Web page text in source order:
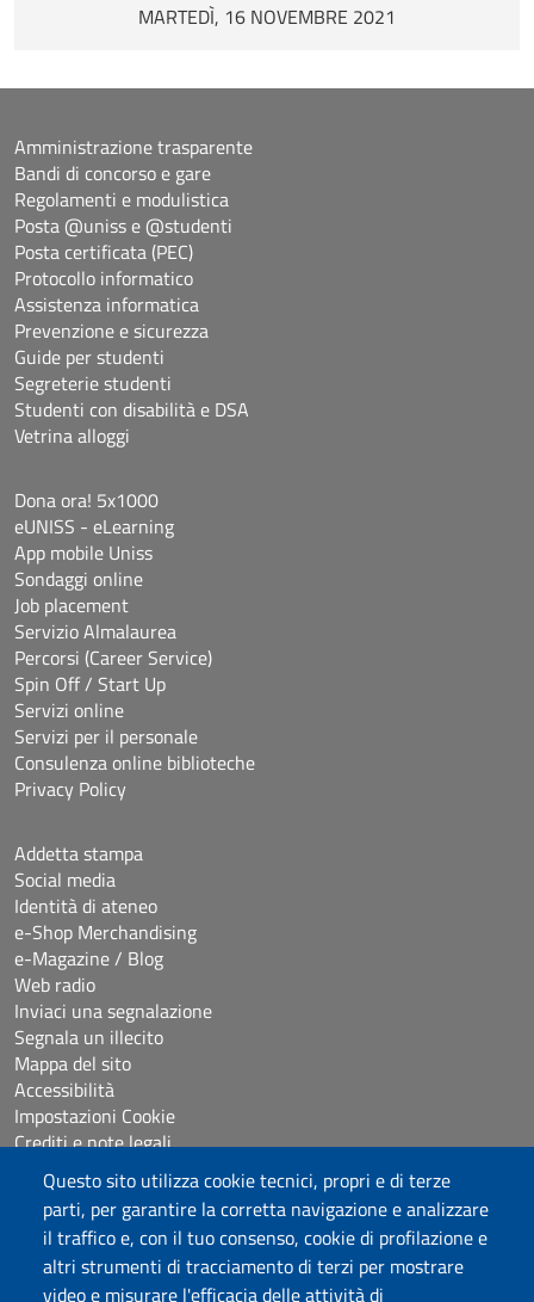
Questo sito utilizza cookie tecnici, propri e di terze
parti, per garantire la corretta navigazione e analizzare
il traffico e, con il tuo consenso, cookie di profilazione e
altri strumenti di tracciamento di terzi per mostrare
video e misurare l'efficacia delle attività di
MARTEDÌ, 16 NOVEMBRE 2021
Amministrazione trasparente
Bandi di concorso e gare
Regolamenti e modulistica
Posta @uniss e @studenti
Posta certificata (PEC)
Protocollo informatico
Assistenza informatica
Prevenzione e sicurezza
Guide per studenti
Segreterie studenti
Studenti con disabilità e DSA
Vetrina alloggi
Dona ora! 5x1000
eUNISS - eLearning
App mobile Uniss
Sondaggi online
Job placement
Servizio Almalaurea
Percorsi (Career Service)
Spin Off / Start Up
Servizi online
Servizi per il personale
Consulenza online biblioteche
Privacy Policy
Addetta stampa
Social media
Identità di ateneo
e-Shop Merchandising
e-Magazine / Blog
Web radio
Inviaci una segnalazione
Segnala un illecito
Mappa del sito
Accessibilità
Impostazioni Cookie
Crediti e note legali
Seguici su
Chatta con noi